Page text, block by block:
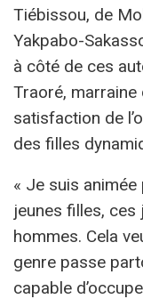
Tiébissou, de
Yakpabo-
à côté de ces
Traoré, marraine
satisfaction de
des filles
« Je suis
jeunes filles,
hommes. Cela
genre passe
capable